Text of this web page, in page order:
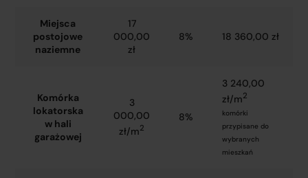
Miejsca
postojowe
naziemne
17
000,00
zł
8% 18 360,00 zł
Komórka
lokatorska
w hali
garażowej
3
000,00
zł/m2
8%
3 240,00
zł/m2
komórki
przypisane do
wybranych
mieszkań